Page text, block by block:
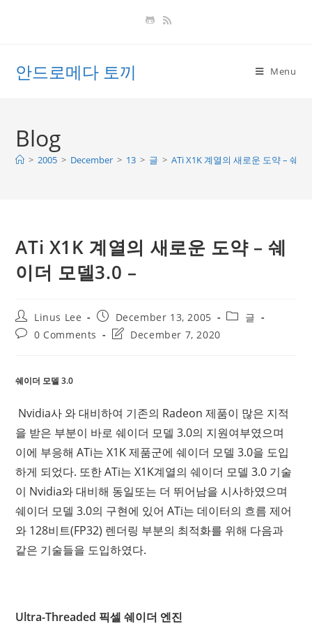
안드로메다 토끼 Menu
Blog
> 2005 > December > 13 > 글 > ATi X1K 계열의 새로운 도약 – 쉐이
ATi X1K 계열의 새로운 도약 – 쉐
이더 모델3.0 –
Post
author:
Linus Lee
Post
published:
December 13, 2005
Post글
Post0 Comments
PostDecember 7, 2020
쉐이더 모델 3.0
Nvidia사 와 대비하여 기존의 Radeon 제품이 많은 지적
을 받은 부분이 바로 쉐이더 모델 3.0의 지원여부였으며
이에 부응해 ATi는 X1K 제품군에 쉐이더 모델 3.0을 도입
하게 되었다. 또한 ATi는 X1K계열의 쉐이더 모델 3.0 기술
이 Nvidia와 대비해 동일또는 더 뛰어남을 시사하였으며
쉐이더 모델 3.0의 구현에 있어 ATi는 데이터의 흐름 제어
와 128비트(FP32) 렌더링 부분의 최적화를 위해 다음과
같은 기술들을 도입하였다.
Ultra-Threaded 픽셀 쉐이더 엔진